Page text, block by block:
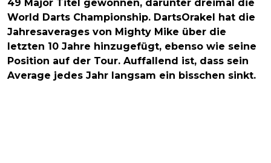
49 Major Titel gewonnen, darunter dreimal die
World Darts Championship. DartsOrakel hat die
Jahresaverages von Mighty Mike über die
letzten 10 Jahre hinzugefügt, ebenso wie seine
Position auf der Tour. Auffallend ist, dass sein
Average jedes Jahr langsam ein bisschen sinkt.